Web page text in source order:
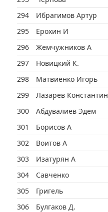
294
Ибрагимов Артур
295
Ерохин И
296
Жемчужников А
297
Новицкий К.
298
Матвиенко Игорь
299
Лазарев Константин
300
Абдувалиев Эдем
301
Борисов А
302
Воитов А
303
Изатурян А
304
Савченко
305
Григель
306
Булгаков Д.